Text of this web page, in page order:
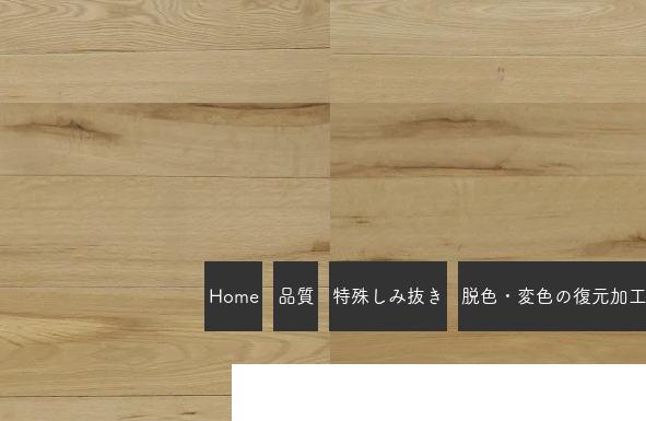
Home 品質 特殊しみ抜き 脱色・変色の復元加工